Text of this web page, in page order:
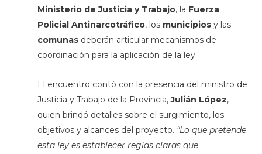
Ministerio de Justicia y Trabajo, la Fuerza
Policial Antinarcotráfico, los municipiosy las
comunasdeberán articular mecanismos de
coordinación para la aplicación de la ley.
El encuentro contó con la presencia del ministro de
Justicia y Trabajo de la Provincia,Julián López,
quien brindó detalles sobre el surgimiento, los
objetivos y alcances del proyecto. “Lo que pretende
esta ley es establecer reglas claras que